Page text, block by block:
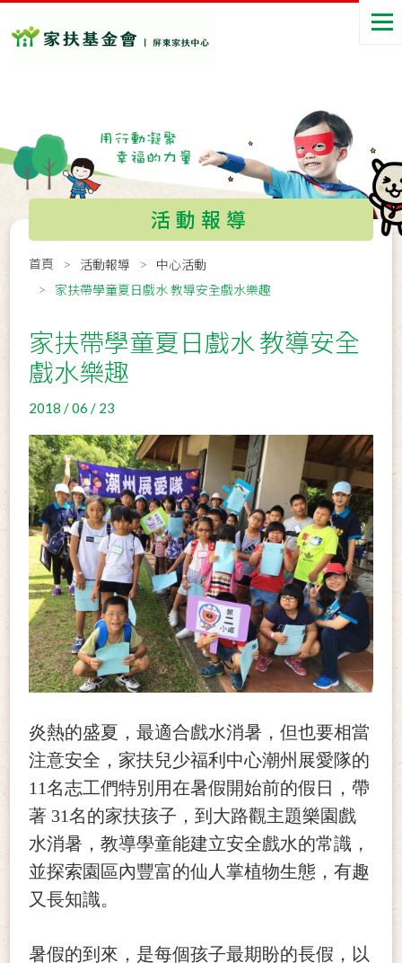
活動報導
首頁 活動報導
中心活動
家扶帶學童夏日戲水 教導安全戲水樂趣
家扶帶學童夏日戲水 教導安全
戲水樂趣
2018 / 06 / 23
炎熱的盛夏，最適合戲水消暑，但也要相當
注意安全，家扶兒少福利中心潮州展愛隊的
11名志工們特別用在暑假開始前的假日，帶
著 31名的家扶孩子，到大路觀主題樂園戲
水消暑，教導學童能建立安全戲水的常識，
並探索園區內豐富的仙人掌植物生態，有趣
又長知識。
暑假的到來，是每個孩子最期盼的長假，以